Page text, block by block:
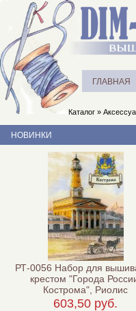
ГЛАВНАЯ
Каталог »
НОВИНКИ
РТ-0056 Набор для
крестом "Города
Кострома", Риолис
603,50 руб.